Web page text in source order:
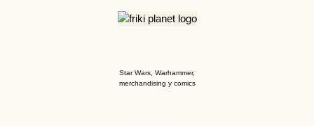
Star Wars, Warhammer,
merchandising y comics